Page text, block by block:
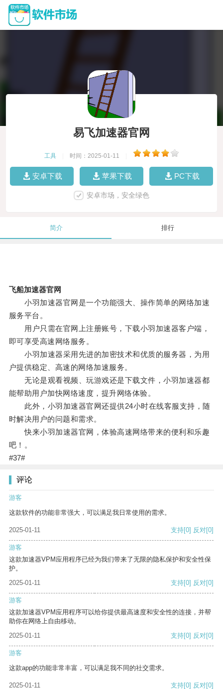
易飞加速器官网
工具 时间：2025-01-11
安卓下载 苹果下载 PC下载
安卓市场，安全绿色
简介 排行
飞船加速器官网
小羽加速器官网是一个功能强大、操作简单的网络加速
服务平台。
用户只需在官网上注册账号，下载小羽加速器客户端，
即可享受高速网络服务。
小羽加速器采用先进的加密技术和优质的服务器，为用
户提供稳定、高速的网络加速服务。
无论是观看视频、玩游戏还是下载文件，小羽加速器都
能帮助用户加快网络速度，提升网络体验。
此外，小羽加速器官网还提供24小时在线客服支持，随
时解决用户的问题和需求。
快来小羽加速器官网，体验高速网络带来的便利和乐趣
吧！。
#37#
评论
游客
这款软件的功能非常强大，可以满足我日常使用的需求。
2025-01-11 支持[0] 反对[0]
游客
这款加速器VPM应用程序已经为我们带来了无限的隐私保护和安全性保
护。
2025-01-11
支持[0] 反对[0]
游客
这款加速器VPM应用程序可以给你提供最高速度和安全性的连接，并帮
助你在网络上自由移动。
2025-01-11
支持[0] 反对[0]
游客
这款app的功能非常丰富，可以满足我不同的社交需求。
2025-01-11 支持[0] 反对[0]